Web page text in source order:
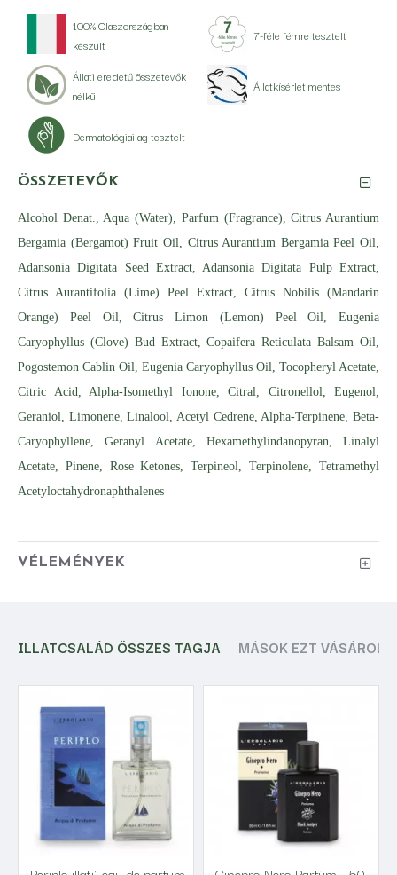
100% Olaszországban
készült
7-féle fémre tesztelt
Állati eredetű összetevők
nélkül
Állatkísérlet mentes
Dermatológiailag tesztelt
ÖSSZETEVŐK
Alcohol Denat., Aqua (Water), Parfum (Fragrance), Citrus Aurantium
Bergamia (Bergamot) Fruit Oil, Citrus Aurantium Bergamia Peel Oil,
Adansonia Digitata Seed Extract, Adansonia Digitata Pulp Extract,
Citrus Aurantifolia (Lime) Peel Extract, Citrus Nobilis (Mandarin
Orange) Peel Oil, Citrus Limon (Lemon) Peel Oil, Eugenia
Caryophyllus (Clove) Bud Extract, Copaifera Reticulata Balsam Oil,
Pogostemon Cablin Oil, Eugenia Caryophyllus Oil, Tocopheryl Acetate,
Citric Acid, Alpha-Isomethyl Ionone, Citral, Citronellol, Eugenol,
Geraniol, Limonene, Linalool, Acetyl Cedrene, Alpha-Terpinene, Beta-
Caryophyllene, Geranyl Acetate, Hexamethylindanopyran, Linalyl
Acetate, Pinene, Rose Ketones, Terpineol, Terpinolene, Tetramethyl
Acetyloctahydronaphthalenes
VÉLEMÉNYEK
ILLATCSALÁD ÖSSZES TAGJA MÁSOK EZT